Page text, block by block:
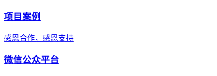
项目案例
感恩合作，感恩支持
微信公众平台